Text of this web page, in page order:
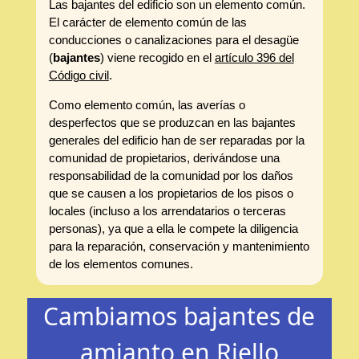
Las bajantes del edificio son un elemento común.
El carácter de elemento común de las
conducciones o canalizaciones para el desagüe
(bajantes) viene recogido en el artículo 396 del
Código civil.
Como elemento común, las averías o
desperfectos que se produzcan en las bajantes
generales del edificio han de ser reparadas por la
comunidad de propietarios, derivándose una
responsabilidad de la comunidad por los daños
que se causen a los propietarios de los pisos o
locales (incluso a los arrendatarios o terceras
personas), ya que a ella le compete la diligencia
para la reparación, conservación y mantenimiento
de los elementos comunes.
Cambiamos bajantes de
amianto en Riello